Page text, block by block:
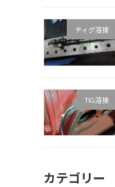
ティグ溶接
TIG溶接
カテゴリー